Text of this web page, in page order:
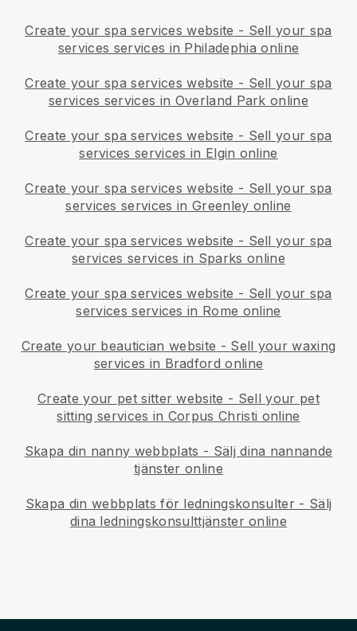
Create your spa services website - Sell your spa
services services in Philadephia online
Create your spa services website - Sell your spa
services services in Overland Park online
Create your spa services website - Sell your spa
services services in Elgin online
Create your spa services website - Sell your spa
services services in Greenley online
Create your spa services website - Sell your spa
services services in Sparks online
Create your spa services website - Sell your spa
services services in Rome online
Create your beautician website - Sell your waxing
services in Bradford online
Create your pet sitter website - Sell your pet
sitting services in Corpus Christi online
Skapa din nanny webbplats - Sälj dina nannande
tjänster online
Skapa din webbplats för ledningskonsulter- Sälj
dina ledningskonsulttjänster online